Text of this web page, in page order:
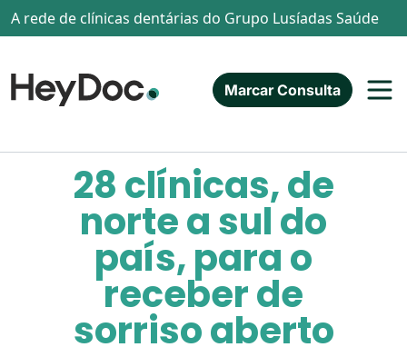
Passar para o conteúdo principal
A rede de clínicas dentárias do Grupo Lusíadas Saúde
Marcar Consulta
28 clínicas, de
norte a sul do
país, para o
receber de
sorriso aberto